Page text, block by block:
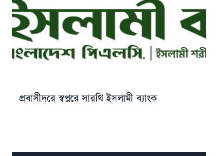
প্রবাসীদরে স্বপ্নরে সারথি ইসলামী ব্যাংক